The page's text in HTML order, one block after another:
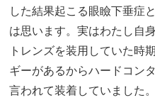
した結果起こる眼瞼下垂症
は思います。実はわたし自
トレンズを装用していた時
ギーがあるからハードコン
言われて装着していました。